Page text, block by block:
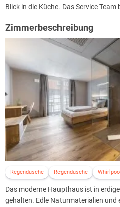
Blick in die Küche. Das Service Team
Zimmerbeschreibung
Regendusche Regendusche Whirlpool
Das moderne Haupthaus ist in
gehalten. Edle Naturmaterialien